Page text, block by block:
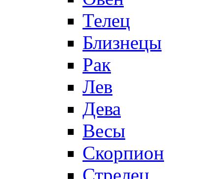
Телец
Близнецы
Рак
Лев
Дева
Весы
Скорпион